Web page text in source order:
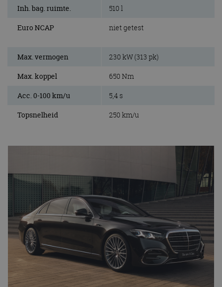
Inh. bag. ruimte. 510 l
Euro NCAP niet getest
Max. vermogen 230 kW (313 pk)
Max. koppel 650 Nm
Acc. 0-100 km/u 5,4 s
Topsnelheid 250 km/u